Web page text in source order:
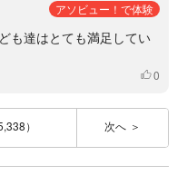
アソビュー！で体験
も達はとても満足してい
いいね
0
） 次へ